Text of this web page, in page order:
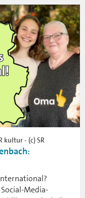
kultur - (c) SR
Media-